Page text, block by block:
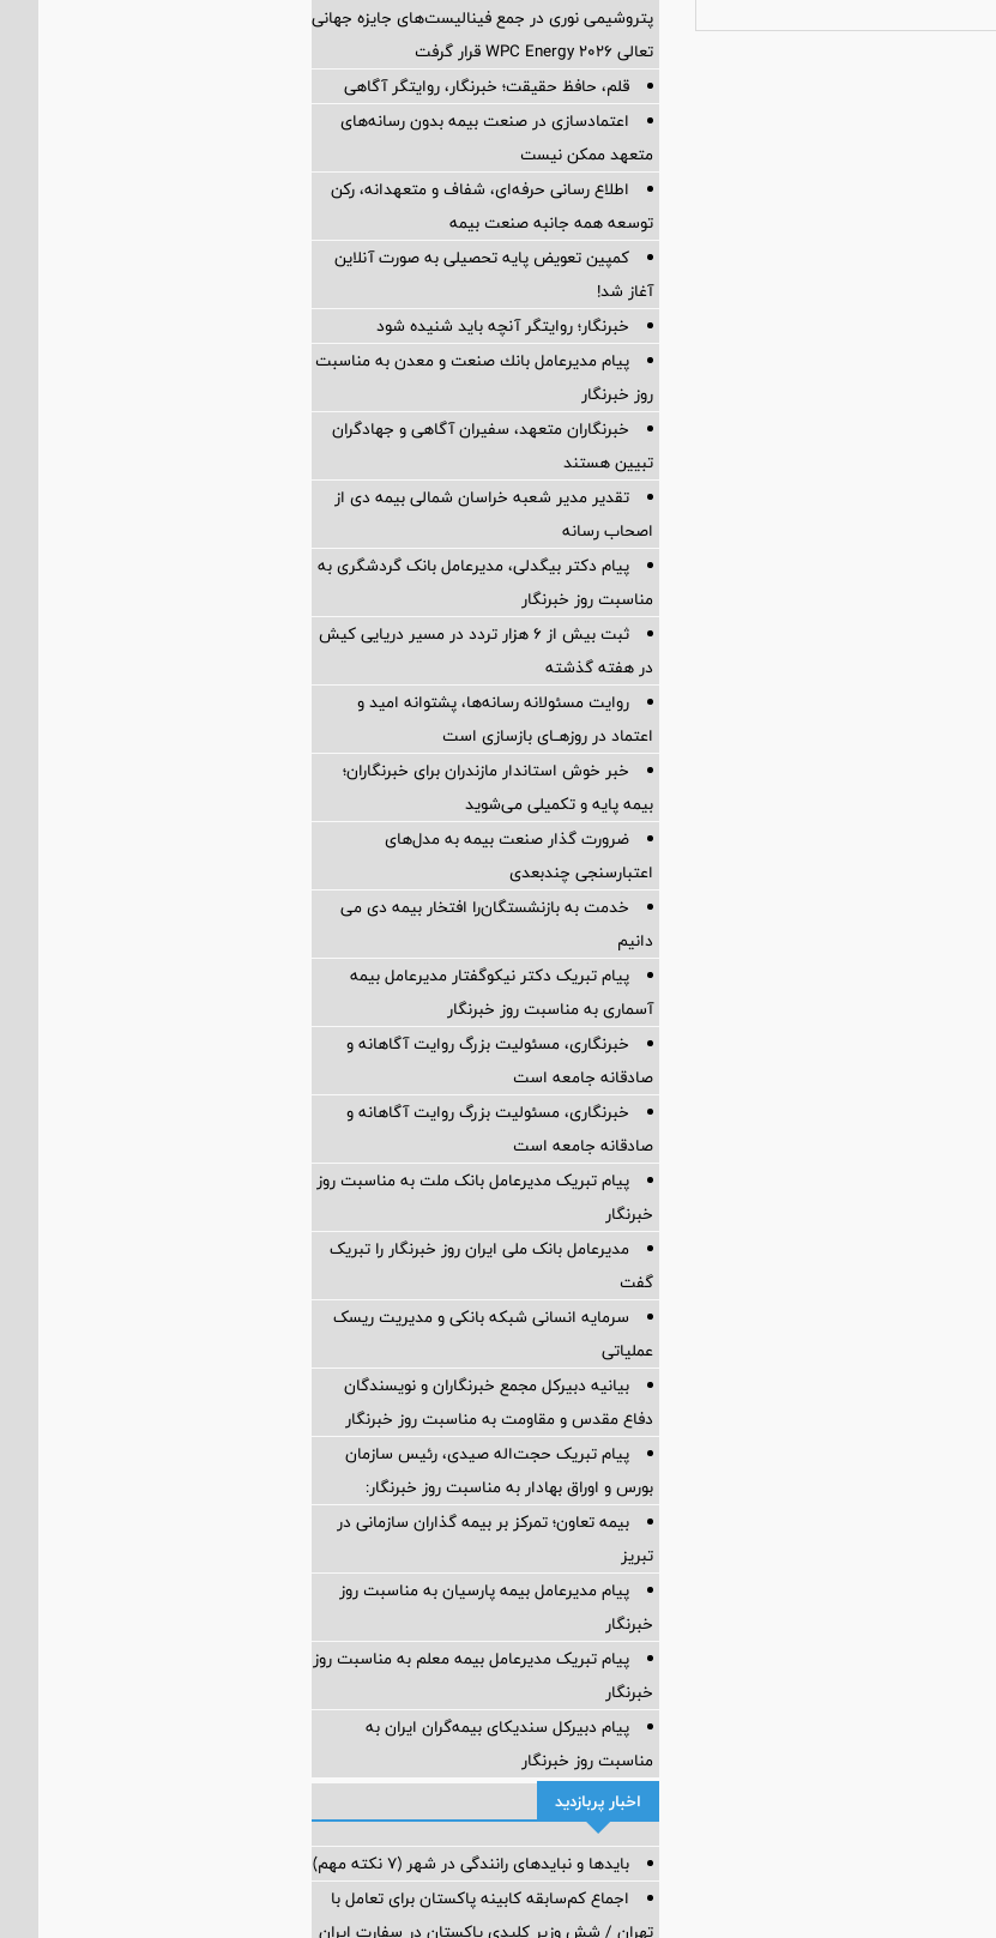
پتروشیمی نوری در جمع فینالیست‌های جایزه جهانی
تعالی WPC Energy 2026 قرار گرفت
قلم، حافظ حقیقت؛ خبرنگار، روایتگر آگاهی
اعتمادسازی در صنعت بیمه بدون رسانه‌های
متعهد ممکن نیست
اطلاع رسانی حرفه‌ای، شفاف و متعهدانه، رکن
توسعه همه جانبه صنعت بیمه
کمپین تعویض پایه تحصیلی به صورت آنلاین
آغاز شد!
خبرنگار؛ روایتگر آنچه باید شنیده شود
پیام مدیرعامل بانك صنعت و معدن به مناسبت
روز خبرنگار
خبرنگاران متعهد، سفیران آگاهی و جهادگران
تبیین هستند
تقدیر مدیر شعبه خراسان شمالی بیمه دی از
اصحاب رسانه
پیام دکتر بیگدلی، مدیرعامل بانک گردشگری به
مناسبت روز خبرنگار
ثبت بیش از ۶ هزار تردد در مسیر دریایی کیش
در هفته گذشته
روایت مسئولانه رسانه‌ها، پشتوانه امید و
اعتماد در روزهــای بازسازی است
خبر خوش استاندار مازندران برای خبرنگاران؛‌
بیمه پایه و ‌تکمیلی می‌شوید
ضرورت گذار صنعت بیمه به مدل‌های
اعتبارسنجی چندبعدی
خدمت به بازنشستگان‌را افتخار بیمه دی می
دانیم
پیام تبریک دکتر نیکوگفتار مدیرعامل بیمه
آسماری به مناسبت روز خبرنگار
خبرنگاری، مسئولیت بزرگ روایت آگاهانه و
صادقانه جامعه است
خبرنگاری، مسئولیت بزرگ روایت آگاهانه و
صادقانه جامعه است
پیام تبریک مدیرعامل بانک ملت به مناسبت روز
خبرنگار
مدیرعامل بانک ملی ایران روز خبرنگار را تبریک
گفت
سرمایه انسانی شبکه بانکی و مدیریت ریسک
عملیاتی
بیانیه دبیرکل مجمع خبرنگاران و نویسندگان
دفاع مقدس و مقاومت به مناسبت روز خبرنگار
پیام تبریک حجت‌اله صیدی، رئیس سازمان
بورس و اوراق بهادار به مناسبت روز خبرنگار:
بیمه تعاون؛ تمرکز بر بیمه گذاران سازمانی در
تبریز
پیام مدیرعامل بیمه پارسیان به مناسبت روز
خبرنگار
پیام تبریک مدیرعامل بیمه معلم به مناسبت روز
خبرنگار
پیام دبیرکل سندیکای بیمه‌گران ایران به
مناسبت روز خبرنگار
اخبار پربازدید
بایدها و نبایدهای رانندگی در شهر (۷ نکته مهم)
اجماع کم‌سابقه کابینه پاکستان برای تعامل با
تهران / شش وزیر کلیدی پاکستان در سفارت ایران